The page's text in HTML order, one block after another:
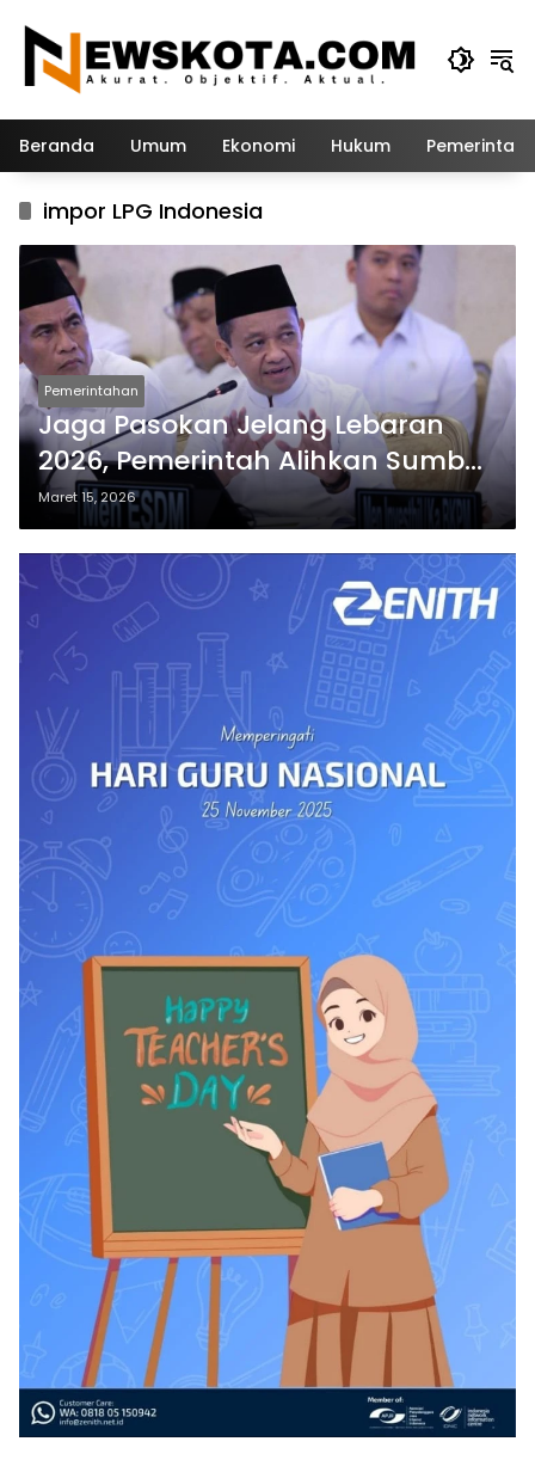
konten
Beranda Umum Ekonomi Hukum
impor LPG Indonesia
Pemerintahan
Jaga Pasokan Jelang Lebaran
2026, Pemerintah Alihkan Sumber
Impor LPG ke AS dan Australia
Maret 15, 2026